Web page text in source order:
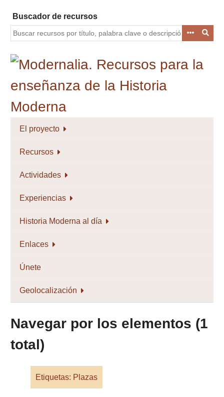
contenido
principal
Buscador de recursos
El proyecto
Recursos
Actividades
Experiencias
Historia Moderna al día
Enlaces
Únete
Geolocalización
Navegar por los elementos (1
total)
Etiquetas: Plazas